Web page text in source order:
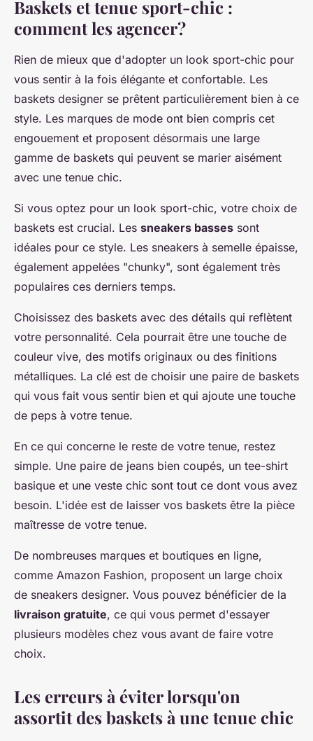
Baskets et tenue sport-chic :
comment les agencer?
Rien de mieux que d'adopter un look sport-chic pour
vous sentir à la fois élégante et confortable. Les
baskets designer se prêtent particulièrement bien à ce
style. Les marques de mode ont bien compris cet
engouement et proposent désormais une large
gamme de baskets qui peuvent se marier aisément
avec une tenue chic.
Si vous optez pour un look sport-chic, votre choix de
baskets est crucial. Les sneakers basses sont
idéales pour ce style. Les sneakers à semelle épaisse,
également appelées "chunky", sont également très
populaires ces derniers temps.
Choisissez des baskets avec des détails qui reflètent
votre personnalité. Cela pourrait être une touche de
couleur vive, des motifs originaux ou des finitions
métalliques. La clé est de choisir une paire de baskets
qui vous fait vous sentir bien et qui ajoute une touche
de peps à votre tenue.
En ce qui concerne le reste de votre tenue, restez
simple. Une paire de jeans bien coupés, un tee-shirt
basique et une veste chic sont tout ce dont vous avez
besoin. L'idée est de laisser vos baskets être la pièce
maîtresse de votre tenue.
De nombreuses marques et boutiques en ligne,
comme Amazon Fashion, proposent un large choix
de sneakers designer. Vous pouvez bénéficier de la
livraison gratuite, ce qui vous permet d'essayer
plusieurs modèles chez vous avant de faire votre
choix.
Les erreurs à éviter lorsqu'on
assortit des baskets à une tenue chic